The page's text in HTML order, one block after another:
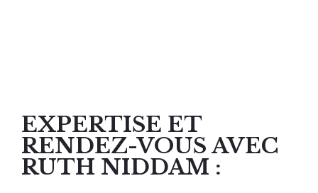
EXPERTISE ET
RENDEZ-VOUS AVEC
RUTH NIDDAM :